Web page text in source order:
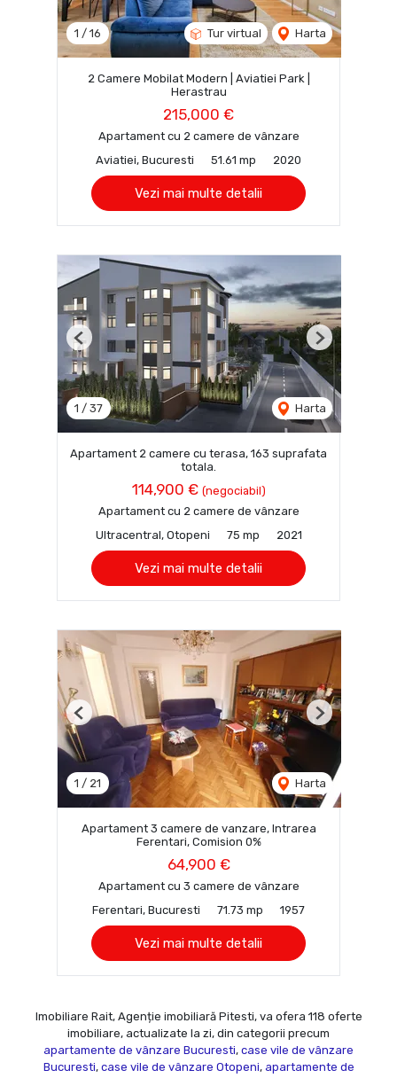
1 / 16 Tur virtual Harta
2 Camere Mobilat Modern | Aviatiei Park |
Herastrau
215,000 €
Apartament cu 2 camere de vânzare
Aviatiei, Bucuresti
51.61 mp 2020
Vezi mai multe detalii
1 / 37 Harta
Previous Next
Apartament 2 camere cu terasa, 163 suprafata
totala.
114,900 € (negociabil)
Apartament cu 2 camere de vânzare
Ultracentral, Otopeni
75 mp 2021
Vezi mai multe detalii
1 / 21 Harta
Previous Next
Apartament 3 camere de vanzare, Intrarea
Ferentari, Comision 0%
64,900 €
Apartament cu 3 camere de vânzare
Ferentari, Bucuresti
71.73 mp 1957
Vezi mai multe detalii
Imobiliare Rait, Agenție imobiliară Pitesti, va ofera 118 oferte
imobiliare, actualizate la zi, din categorii precum
apartamente de vânzare Bucuresti, case vile de vânzare
Bucuresti, case vile de vânzare Otopeni, apartamente de